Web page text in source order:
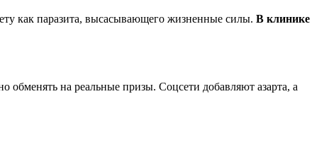
как паразита, высасывающего жизненные силы. В клинике
обменять на реальные призы. Соцсети добавляют азарта, а